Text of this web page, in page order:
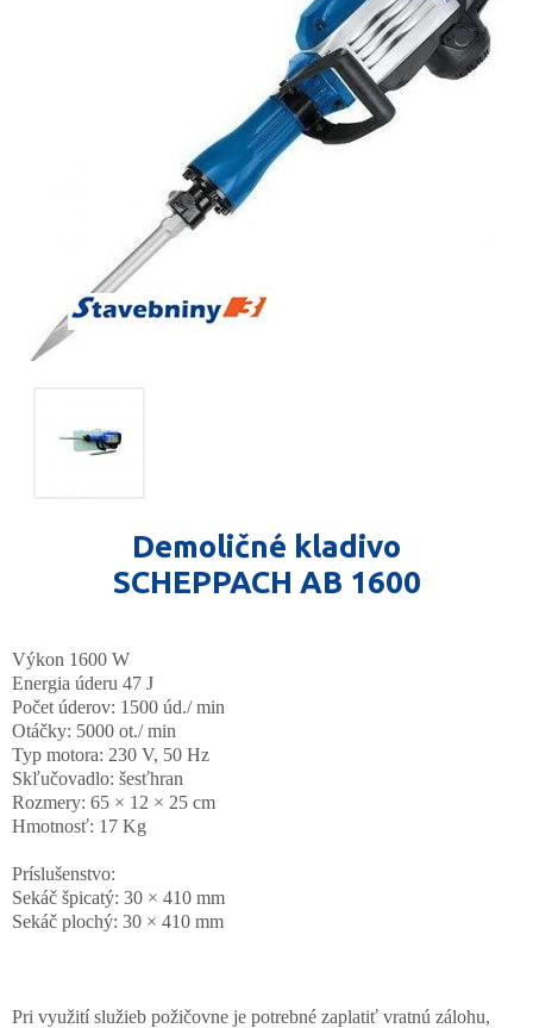
Demoličné kladivo
SCHEPPACH AB 1600
Výkon 1600 W
Energia úderu 47 J
Počet úderov: 1500 úd./ min
Otáčky: 5000 ot./ min
Typ motora: 230 V, 50 Hz
Skľučovadlo: šesťhran
Rozmery: 65 × 12 × 25 cm
Hmotnosť: 17 Kg
Príslušenstvo:
Sekáč špicatý: 30 × 410 mm
Sekáč plochý: 30 × 410 mm
Pri využití služieb požičovne je potrebné zaplatiť vratnú zálohu,